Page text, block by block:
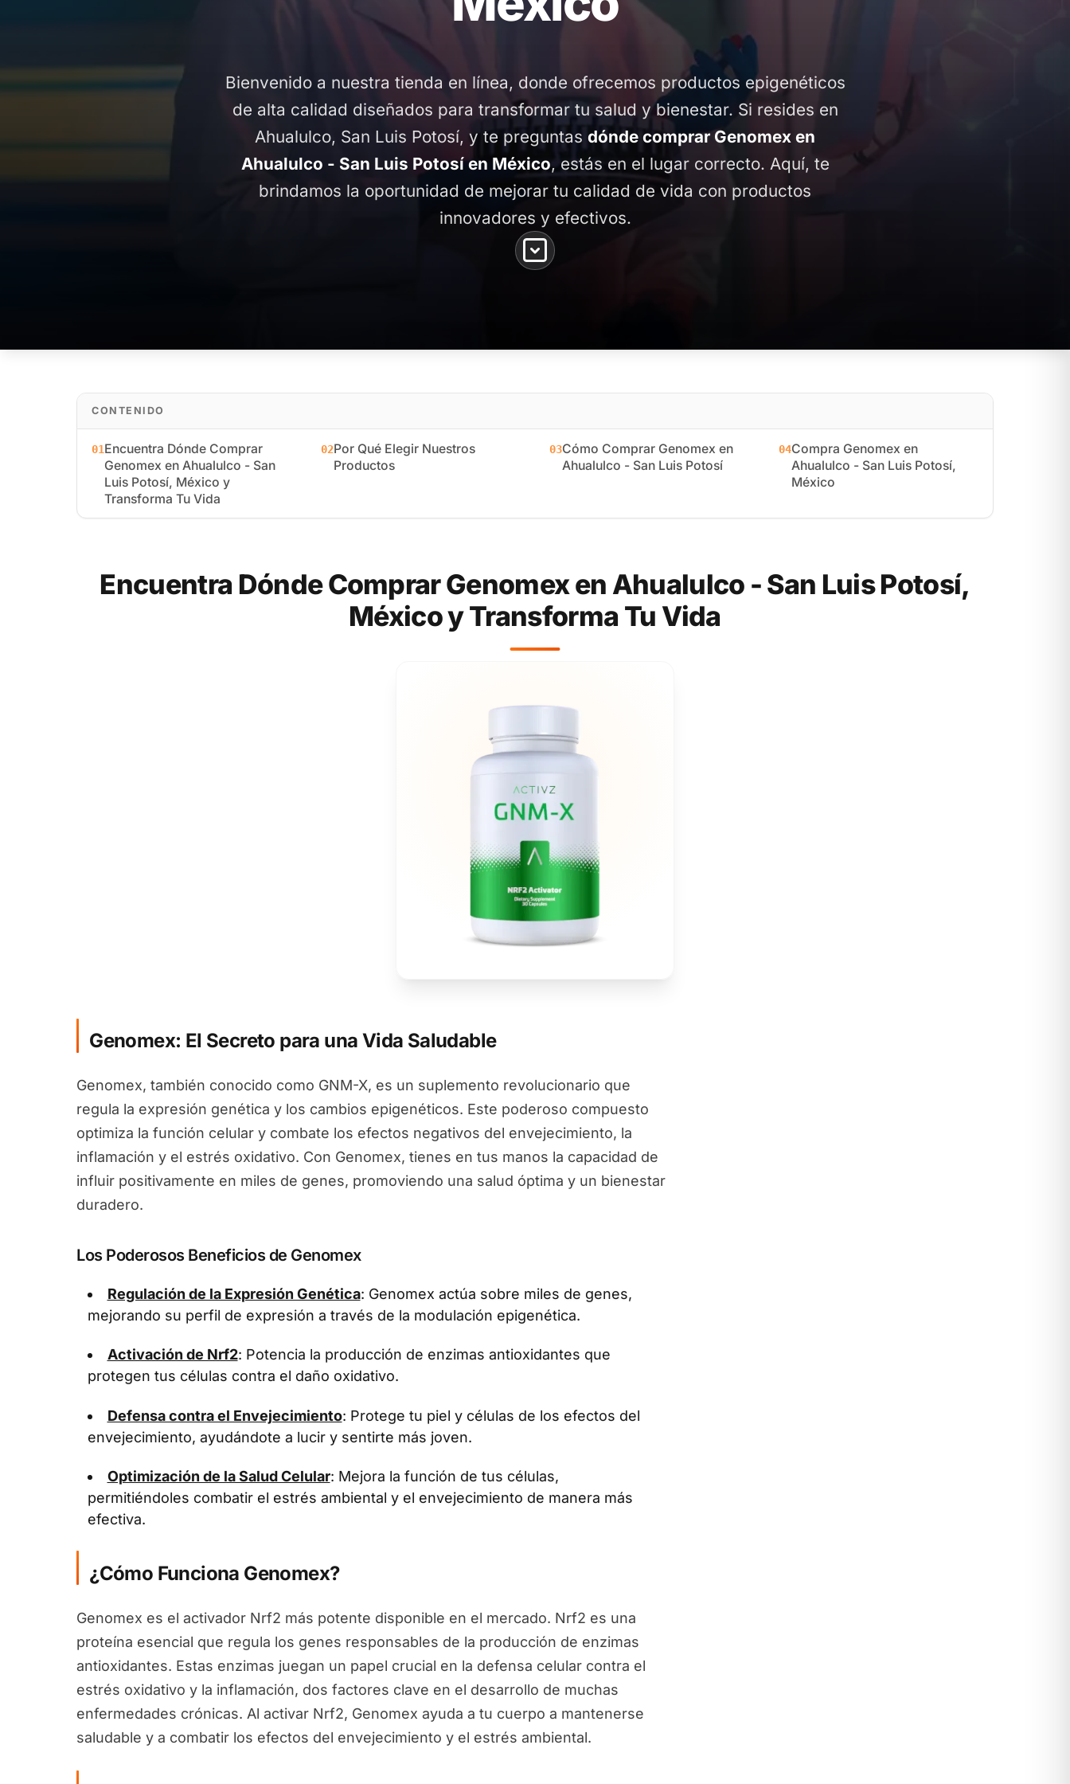
Bienvenido a nuestra tienda en línea, donde ofrecemos productos epigenéticos
de alta calidad diseñados para transformar tu salud y bienestar. Si resides en
Ahualulco, San Luis Potosí, y te preguntas dónde comprar Genomex en
Ahualulco - San Luis Potosí en México, estás en el lugar correcto. Aquí, te
brindamos la oportunidad de mejorar tu calidad de vida con productos
innovadores y efectivos.
CONTENIDO
01Encuentra Dónde Comprar
Genomex en Ahualulco - San
Luis Potosí, México y
Transforma Tu Vida
02Por Qué Elegir Nuestros
Productos
03Cómo Comprar Genomex en
Ahualulco - San Luis Potosí
04Compra Genomex en
Ahualulco - San Luis Potosí,
México
Encuentra Dónde Comprar Genomex en Ahualulco - San Luis Potosí,
México y Transforma Tu Vida
Genomex: El Secreto para una Vida Saludable
Genomex, también conocido como GNM-X, es un suplemento revolucionario que
regula la expresión genética y los cambios epigenéticos. Este poderoso compuesto
optimiza la función celular y combate los efectos negativos del envejecimiento, la
inflamación y el estrés oxidativo. Con Genomex, tienes en tus manos la capacidad de
influir positivamente en miles de genes, promoviendo una salud óptima y un bienestar
duradero.
Los Poderosos Beneficios de Genomex
Regulación de la Expresión Genética: Genomex actúa sobre miles de genes,
mejorando su perfil de expresión a través de la modulación epigenética.
Activación de Nrf2: Potencia la producción de enzimas antioxidantes que
protegen tus células contra el daño oxidativo.
Defensa contra el Envejecimiento: Protege tu piel y células de los efectos del
envejecimiento, ayudándote a lucir y sentirte más joven.
Optimización de la Salud Celular: Mejora la función de tus células,
permitiéndoles combatir el estrés ambiental y el envejecimiento de manera más
efectiva.
¿Cómo Funciona Genomex?
Genomex es el activador Nrf2 más potente disponible en el mercado. Nrf2 es una
proteína esencial que regula los genes responsables de la producción de enzimas
antioxidantes. Estas enzimas juegan un papel crucial en la defensa celular contra el
estrés oxidativo y la inflamación, dos factores clave en el desarrollo de muchas
enfermedades crónicas. Al activar Nrf2, Genomex ayuda a tu cuerpo a mantenerse
saludable y a combatir los efectos del envejecimiento y el estrés ambiental.